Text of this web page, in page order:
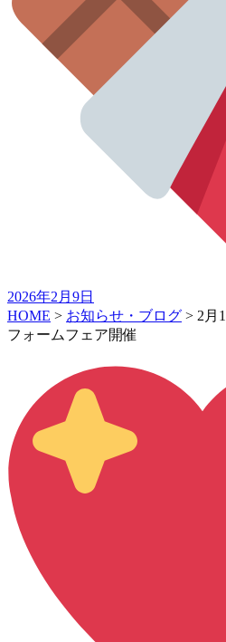
2026年2月9日
HOME > お知らせ・ブログ > 2月
フォームフェア開催